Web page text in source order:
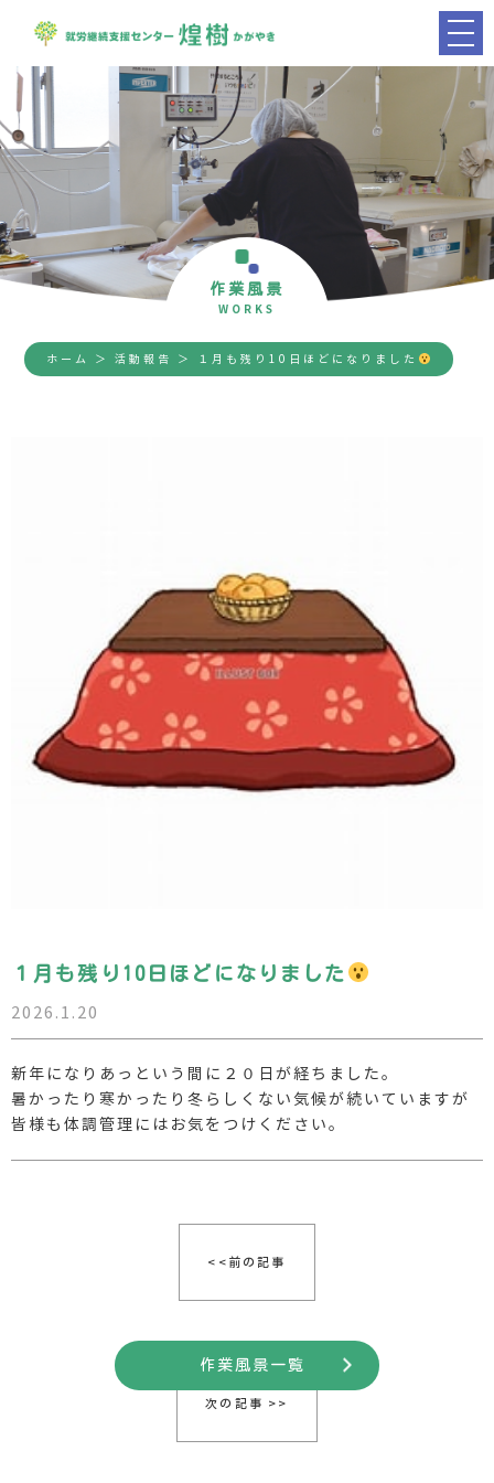
作業風景
WORKS
ホーム ＞ 活動報告 ＞ １月も残り10日ほどになりました
１月も残り10日ほどになりました
2026.1.20
新年になりあっという間に２０日が経ちました。
暑かったり寒かったり冬らしくない気候が続いていますが
皆様も体調管理にはお気をつけください。
<<前の記事
作業風景一覧
次の記事 >>